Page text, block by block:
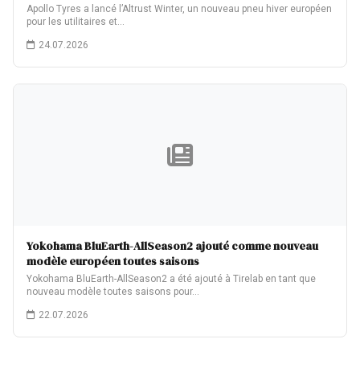
Apollo Tyres a lancé l’Altrust Winter, un nouveau pneu hiver européen
pour les utilitaires et…
24.07.2026
Yokohama BluEarth-AllSeason2 ajouté comme nouveau
modèle européen toutes saisons
Yokohama BluEarth-AllSeason2 a été ajouté à Tirelab en tant que
nouveau modèle toutes saisons pour…
22.07.2026